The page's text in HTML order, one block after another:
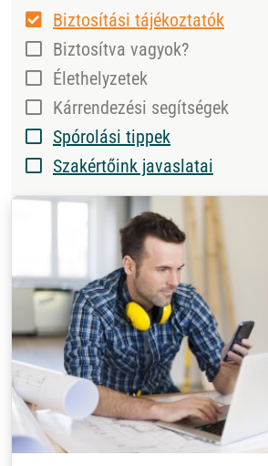
Biztosítási tájékoztatók
Biztosítva vagyok?
Élethelyzetek
Kárrendezési segítségek
Spórolási tippek
Szakértőink javaslatai